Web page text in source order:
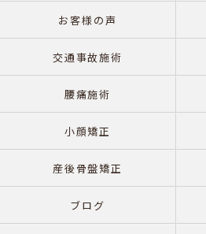
お客様の声
交通事故施術
腰痛施術
小顔矯正
産後骨盤矯正
ブログ